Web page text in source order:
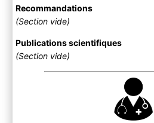
Recommandations
(Section vide)
Publications scientifiques
(Section vide)